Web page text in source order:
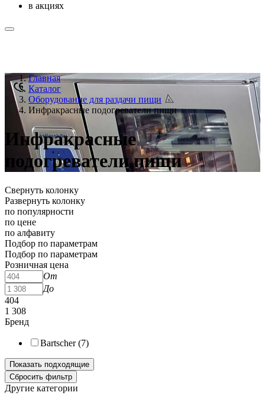
в акциях
Главная
Каталог
Оборудование для раздачи пищи
Инфракрасные подогреватели пищи
Инфракрасные
подогреватели пищи
Свернуть колонку
Развернуть колонку
по популярности
по цене
по алфавиту
Подбор по параметрам
Подбор по параметрам
Розничная цена
От
До
404
1 308
Бренд
Bartscher (7)
Другие категории